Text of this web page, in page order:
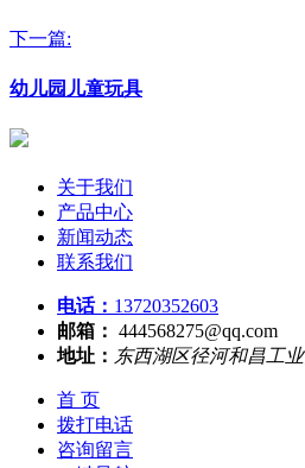
下一篇:
幼儿园儿童玩具
关于我们
产品中心
新闻动态
联系我们
电话： 13720352603
邮箱： 444568275@qq.com
地址： 东西湖区径河和昌工
首 页
拨打电话
咨询留言